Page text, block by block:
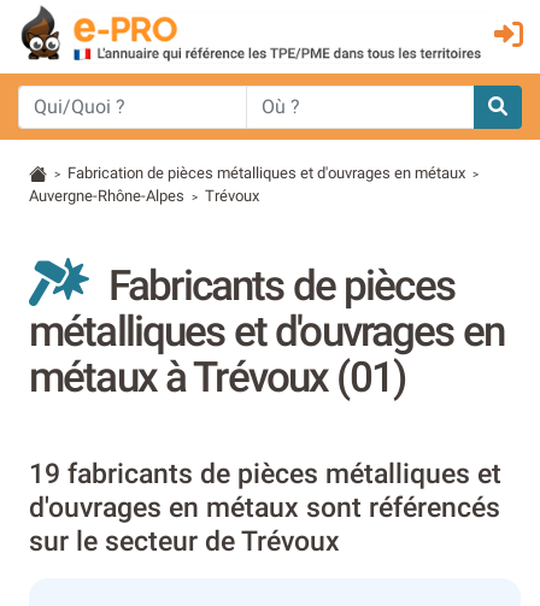
> Fabrication de pièces métalliques et d'ouvrages en métaux >
Auvergne-Rhône-Alpes > Trévoux
Fabricants de pièces
métalliques et d'ouvrages en
métaux à Trévoux (01)
19 fabricants de pièces métalliques et
d'ouvrages en métaux sont référencés
sur le secteur de Trévoux